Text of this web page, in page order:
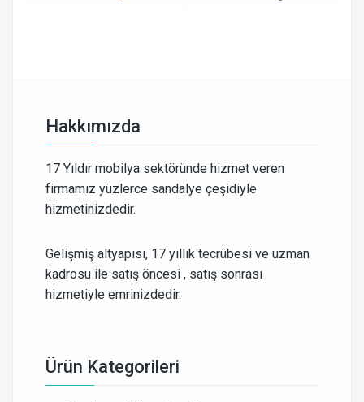
Hakkımızda
17 Yıldır mobilya sektöründe hizmet veren
firmamız yüzlerce sandalye çeşidiyle
hizmetinizdedir.
Gelişmiş altyapısı, 17 yıllık tecrübesi ve uzman
kadrosu ile satış öncesi , satış sonrası
hizmetiyle emrinizdedir.
Ürün Kategorileri